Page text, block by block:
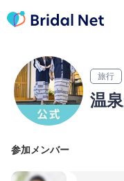
旅行
温
参加メンバー